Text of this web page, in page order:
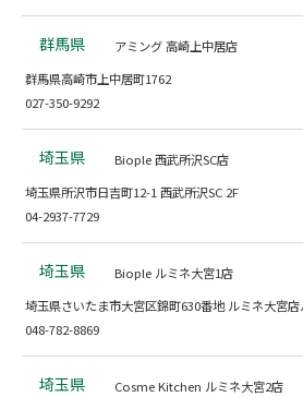
群馬県
アミング 高崎上中居店
群馬県高崎市上中居町1762
027-350-9292
埼玉県
Biople 西武所沢SC店
埼玉県所沢市日吉町12-1 西武所沢SC 2F
04-2937-7729
埼玉県
Biople ルミネ大宮1店
埼玉県さいたま市大宮区錦町630番地 ルミネ大宮店
048-782-8869
埼玉県
Cosme Kitchen ルミネ大宮2店